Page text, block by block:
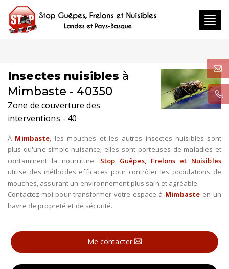
Insectes nuisibles à
Mimbaste - 40350
Zone de couverture des
interventions - 40
À Mimbaste, les mouches et les autres insectes nuisibles sont
plus qu'une simple nuisance; elles sont porteuses de maladies et
contaminent la nourriture. Stop Guêpes, Frelons et Nuisibles
utilise des méthodes efficaces pour contrôler les populations de
mouches, assurant un environnement plus sain et agréable.
Contactez-moi pour transformer votre espace à Mimbaste en un
havre de propreté et de sécurité.
Me contacter